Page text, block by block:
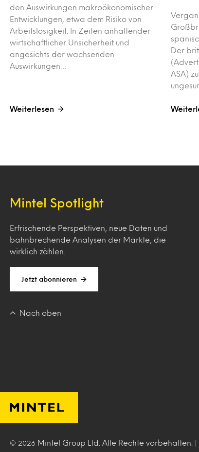
den Auswirkungen makroökonomischer
Entwicklungen, etwa dem Risiko von
Arbeitslosigkeit. In Zeiten anhaltender
wirtschaftlicher Unsicherheit und
angesichts der wachsenden
Auswirkungen…
Weiterlesen
Der
ASA)
Mintel Spotlight
Erfrischende Perspektiven, neue Daten und
bahnbrechende Analysen der Märkte, die
wirklich zählen.
Jetzt abonnieren
Nach oben
© 2026 Mintel Group Ltd. Alle Rechte vorbehalten. |